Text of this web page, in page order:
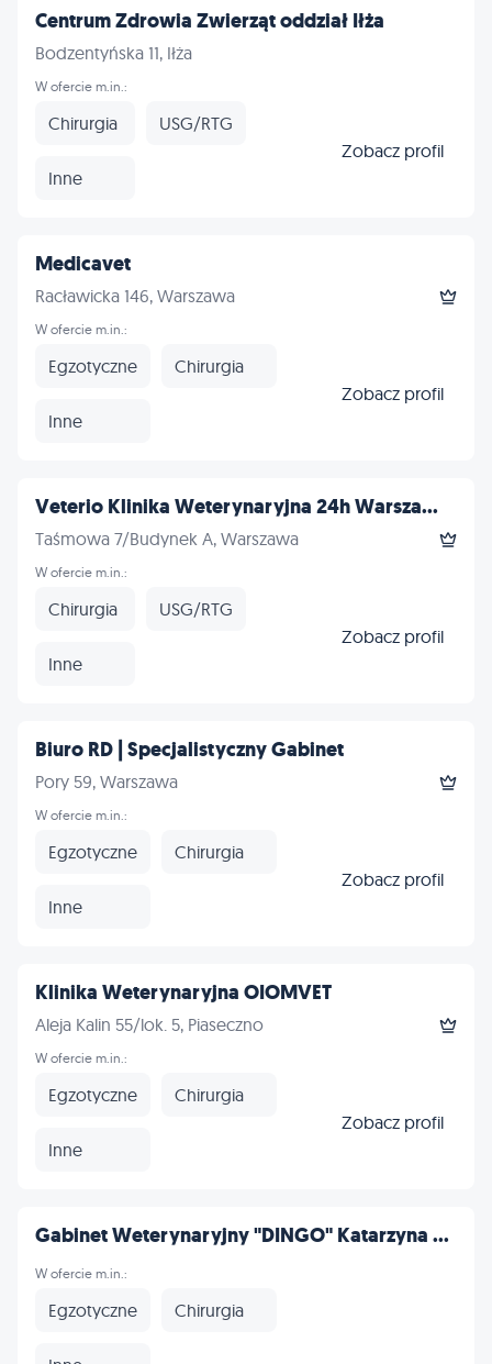
Centrum Zdrowia Zwierząt oddział Iłża
Bodzentyńska 11, Iłża
W ofercie m.in.:
Chirurgia USG/RTG
Inne
Zobacz profil
Medicavet
Racławicka 146, Warszawa
W ofercie m.in.:
Egzotyczne Chirurgia
Inne
Zobacz profil
Veterio Klinika Weterynaryjna 24h Warsza...
Taśmowa 7/Budynek A, Warszawa
W ofercie m.in.:
Chirurgia USG/RTG
Inne
Zobacz profil
Biuro RD | Specjalistyczny Gabinet
Pory 59, Warszawa
W ofercie m.in.:
Egzotyczne Chirurgia
Inne
Zobacz profil
Klinika Weterynaryjna OIOMVET
Aleja Kalin 55/lok. 5, Piaseczno
W ofercie m.in.:
Egzotyczne Chirurgia
Inne
Zobacz profil
Gabinet Weterynaryjny "DINGO" Katarzyna ...
W ofercie m.in.:
Egzotyczne Chirurgia